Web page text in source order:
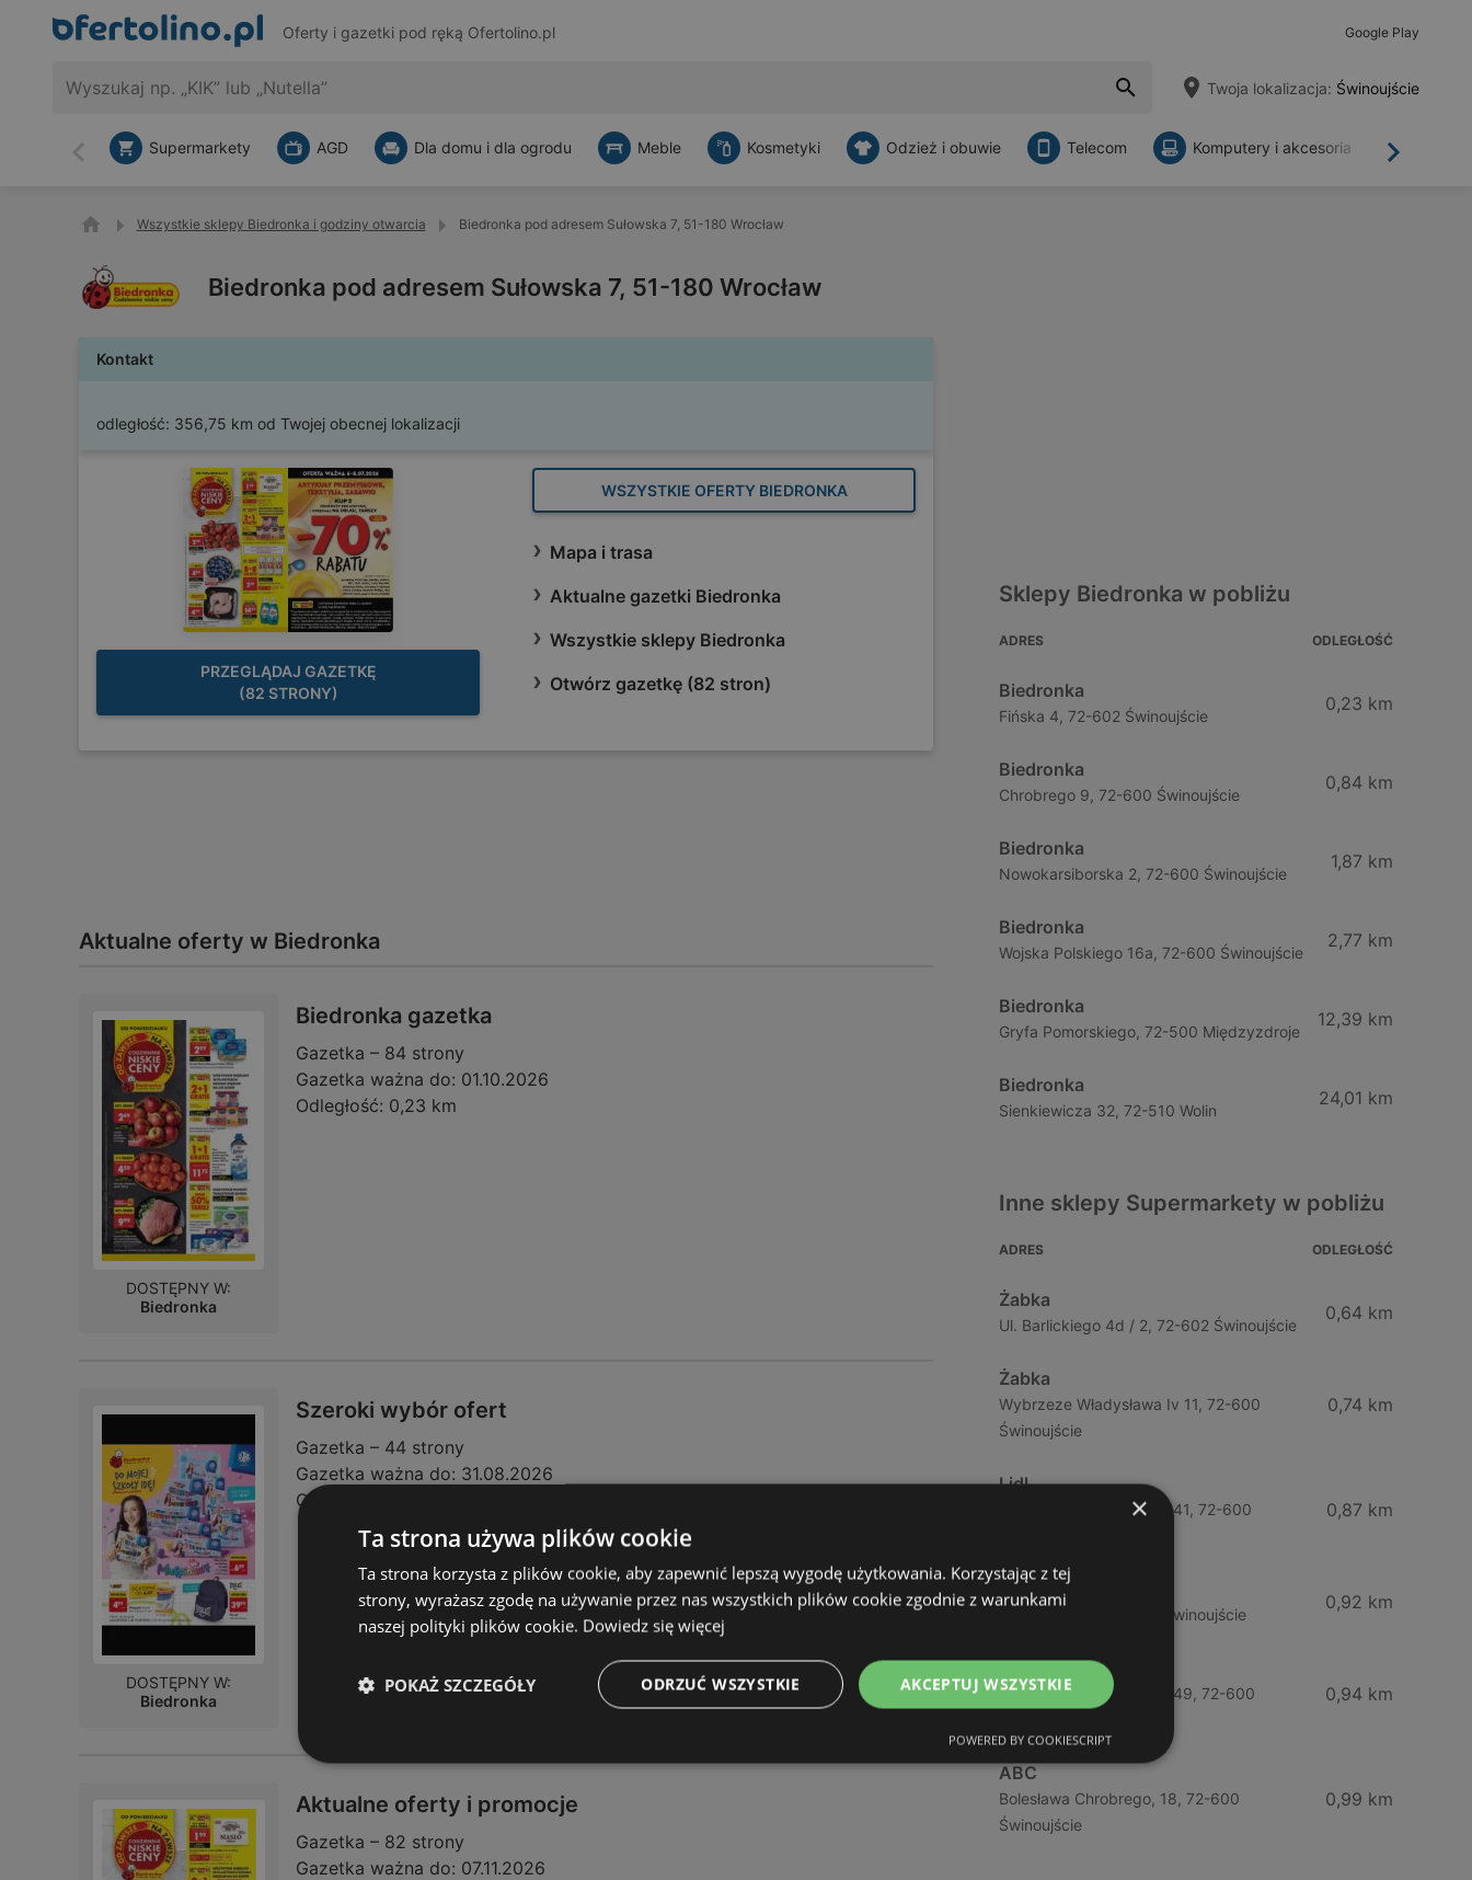
Oferty i gazetki pod ręką Ofertolino.pl Google Play
Twoja lokalizacja: Świnoujście
Wstecz Dalej
Supermarkety AGD Dla domu i dla ogrodu Meble Kosmetyki Odzież i obuwie Telecom Komputery i akcesoria
Wszystkie sklepy Biedronka i godziny otwarcia Biedronka pod adresem Sułowska 7, 51-180 Wrocław
Biedronka pod adresem Sułowska 7, 51-180 Wrocław
Kontakt
odległość: 356,75 km od Twojej obecnej lokalizacji
PRZEGLĄDAJ GAZETKĘ
(82 STRONY)
WSZYSTKIE OFERTY BIEDRONKA
Mapa i trasa
Aktualne gazetki Biedronka
Wszystkie sklepy Biedronka
Otwórz gazetkę (82 stron)
Aktualne oferty w Biedronka
Biedronka gazetka
Gazetka – 84 strony
Gazetka ważna do: 01.10.2026
Odległość: 0,23 km
DOSTĘPNY W:
Biedronka
Szeroki wybór ofert
Gazetka – 44 strony
Gazetka ważna do: 31.08.2026
Odległość:
DOSTĘPNY W:
Biedronka
Aktualne oferty i promocje
Gazetka – 82 strony
Gazetka ważna do: 07.11.2026
Sklepy Biedronka w pobliżu
ADRES ODLEGŁOŚĆ
Biedronka
Fińska 4, 72-602 Świnoujście
0,23 km
Biedronka
Chrobrego 9, 72-600 Świnoujście
0,84 km
Biedronka
Nowokarsiborska 2, 72-600 Świnoujście
1,87 km
Biedronka
Wojska Polskiego 16a, 72-600 Świnoujście
2,77 km
Biedronka
Gryfa Pomorskiego, 72-500 Międzyzdroje
12,39 km
Biedronka
Sienkiewicza 32, 72-510 Wolin
24,01 km
Inne sklepy Supermarkety w pobliżu
ADRES ODLEGŁOŚĆ
Żabka
Ul. Barlickiego 4d / 2, 72-602 Świnoujście
0,64 km
Żabka
Wybrzeze Władysława Iv 11, 72-600
Świnoujście
0,74 km
Lidl
Ul. Bohaterów Września 41, 72-600
0,87 km
ABC
Barlickiego, 4, 72-600 Świnoujście
0,92 km
Żabka
Ul. Bohaterów Września 49, 72-600
0,94 km
ABC
Bolesława Chrobrego, 18, 72-600
Świnoujście
0,99 km
×
Ta strona używa plików cookie
Ta strona korzysta z plików cookie, aby zapewnić lepszą wygodę użytkowania. Korzystając z tej
strony, wyrażasz zgodę na używanie przez nas wszystkich plików cookie zgodnie z warunkami
naszej polityki plików cookie. Dowiedz się więcej
AKCEPTUJ WSZYSTKIE
ODRZUĆ WSZYSTKIE
POKAŻ SZCZEGÓŁY
POWERED BY COOKIESCRIPT